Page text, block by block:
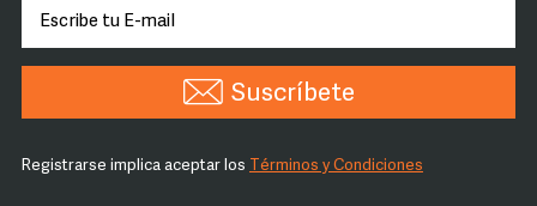
Suscríbete
Registrarse implica aceptar los Términos y Condiciones